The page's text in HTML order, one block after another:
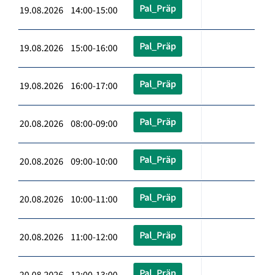
19.08.2026 14:00-15:00 Pal_Präp
19.08.2026 15:00-16:00 Pal_Präp
19.08.2026 16:00-17:00 Pal_Präp
20.08.2026 08:00-09:00 Pal_Präp
20.08.2026 09:00-10:00 Pal_Präp
20.08.2026 10:00-11:00 Pal_Präp
20.08.2026 11:00-12:00 Pal_Präp